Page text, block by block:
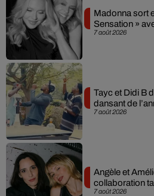
7 août 2026
Madonna sort
Sensation »
7 août 2026
Tayc et Didi B
dansant de
7 août 2026
Angèle et
collaboration